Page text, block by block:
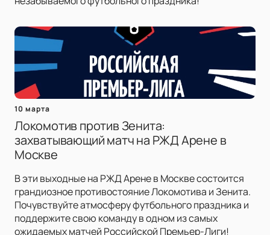
10 марта
Локомотив против Зенита:
захватывающий матч на РЖД Арене в
Москве
В эти выходные на РЖД Арене в Москве состоится
грандиозное противостояние Локомотива и Зенита.
Почувствуйте атмосферу футбольного праздника и
поддержите свою команду в одном из самых
ожидаемых матчей Российской Премьер-Лиги!